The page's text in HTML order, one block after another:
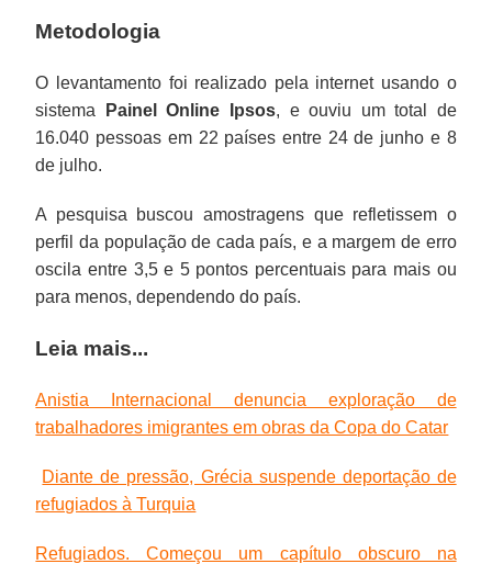
Metodologia
O levantamento foi realizado pela internet usando o
sistema
Painel Online Ipsos, e ouviu um total de
16.040 pessoas em 22 países entre 24 de junho e 8
de julho.
A pesquisa buscou amostragens que refletissem o
perfil da população de cada país, e a margem de erro
oscila entre 3,5 e 5 pontos percentuais para mais ou
para menos, dependendo do país.
Leia mais...
Anistia Internacional denuncia exploração de
trabalhadores imigrantes em obras da Copa do Catar
Diante de pressão, Grécia suspende deportação de
refugiados à Turquia
Refugiados. Começou um capítulo obscuro na